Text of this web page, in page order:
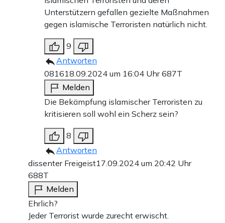
Unterstützern gefallen gezielte Maßnahmen
gegen islamische Terroristen natürlich nicht.
9
Antworten
081618.09.2024 um 16:04 Uhr687T
Melden
Die Bekämpfung islamischer Terroristen zu
kritisieren soll wohl ein Scherz sein?
8
Antworten
dissenter Freigeist17.09.2024 um 20:42 Uhr
688T
Melden
Ehrlich?
Jeder Terrorist wurde zurecht erwischt.